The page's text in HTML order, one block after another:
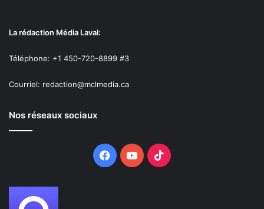
La rédaction Média Laval:
Téléphone: +1 450-720-8899 #3
Courriel: redaction@mclmedia.ca
Nos réseaux sociaux
FacebookYouTubeTikTok